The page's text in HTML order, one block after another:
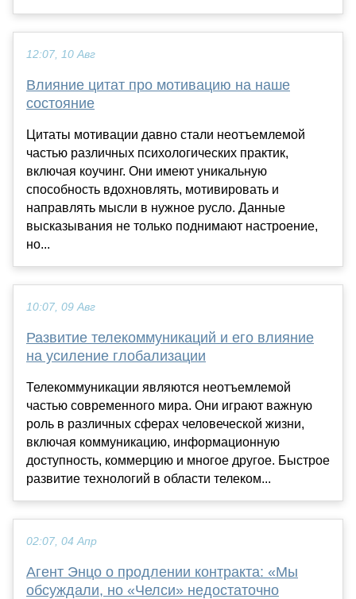
12:07, 10 Авг
Влияние цитат про мотивацию на наше
состояние
Цитаты мотивации давно стали неотъемлемой
частью различных психологических практик,
включая коучинг. Они имеют уникальную
способность вдохновлять, мотивировать и
направлять мысли в нужное русло. Данные
высказывания не только поднимают настроение,
но...
10:07, 09 Авг
Развитие телекоммуникаций и его влияние
на усиление глобализации
Телекоммуникации являются неотъемлемой
частью современного мира. Они играют важную
роль в различных сферах человеческой жизни,
включая коммуникацию, информационную
доступность, коммерцию и многое другое. Быстрое
развитие технологий в области телеком...
02:07, 04 Апр
Агент Энцо о продлении контракта: «Мы
обсуждали, но «Челси» недостаточно